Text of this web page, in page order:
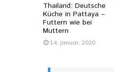
Thailand: Deutsche
Küche in Pattaya –
Futtern wie bei
Muttern
14. Januar, 2020